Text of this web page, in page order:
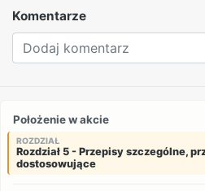
Komentarze
Położenie w akcie
ROZDZIAŁ
Rozdział 5 - Przepisy szczególne,
dostosowujące